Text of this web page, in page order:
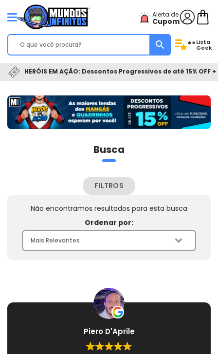
Alerta de
Cupom
**Lista
Geek
HERÓIS EM AÇÃO: Descontos Progressivos de até 15% OFF
Busca
FILTROS
Não encontramos resultados para esta busca
Ordenar por:
Piero D'Aprile